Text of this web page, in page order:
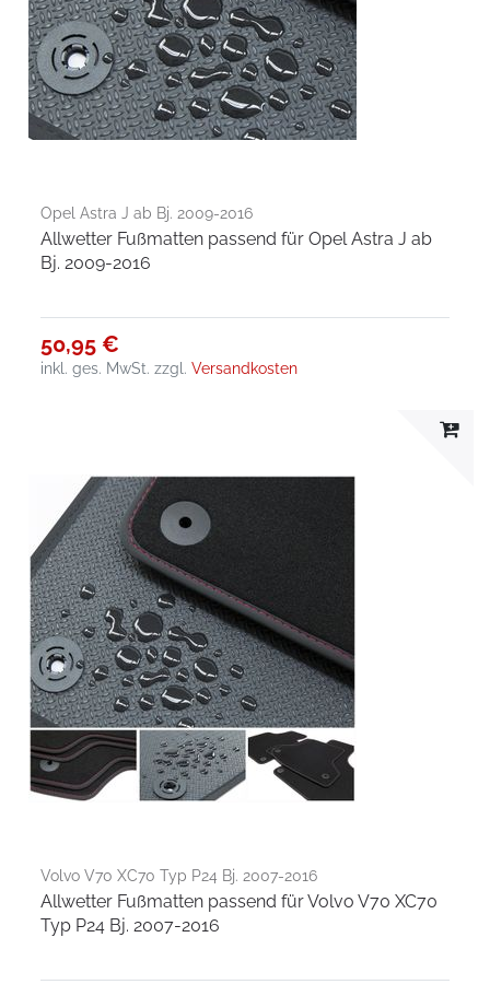
Opel Astra J ab Bj. 2009-2016
Allwetter Fußmatten passend für Opel Astra J ab
Bj. 2009-2016
50,95 €
inkl. ges. MwSt. zzgl.Versandkosten
Volvo V70 XC70 Typ P24 Bj. 2007-2016
Allwetter Fußmatten passend für Volvo V70 XC70
Typ P24 Bj. 2007-2016